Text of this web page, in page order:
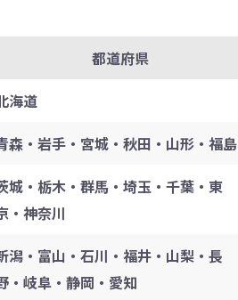
都道府県
海道
森・岩手・宮城・秋田・山形・福島
城・栃木・群馬・埼玉・千葉・東
・神奈川
潟・富山・石川・福井・山梨・長
・岐阜・静岡・愛知